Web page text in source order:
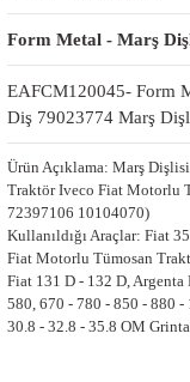
Form Metal - Marş
EAFCM120045- Form
Diş 79023774 Marş
Ürün Açıklama: Marş
Traktör Iveco Fiat Motorlu
72397106 10104070)
Kullanıldığı Araçlar: Fiat
Fiat Motorlu Tümosan
Fiat 131 D - 132 D,
580, 670 - 780 - 850 - 880
30.8 - 32.8 - 35.8 OM